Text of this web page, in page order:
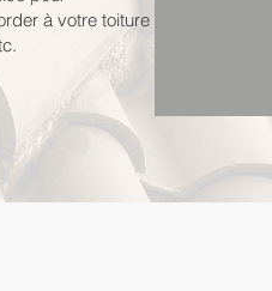
à votre toiture